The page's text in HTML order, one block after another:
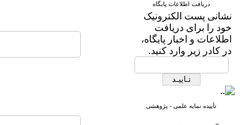
و دارای رتبه علمی
پژوهشی
از کمیسیون نشریات
وزارت بهداشت و درمان
* Index Medicus for the
دریافت اطلاعات پایگاه
نشانی پست الکترونیک
خود را برای دریافت
اطلاعات و اخبار پایگاه،
در کادر زیر وارد کنید.
تأییده نمایه علمی - پژوهشی